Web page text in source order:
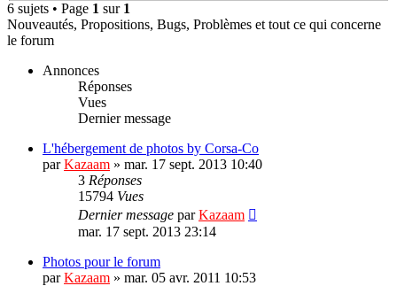
6 sujets • Page 1 sur 1
Nouveautés, Propositions, Bugs, Problèmes et tout ce qui concerne
le forum
Annonces
Réponses
Vues
Dernier message
L'hébergement de photos by Corsa-Co
parKazaam » mar. 17 sept. 2013 10:40
3 Réponses
15794 Vues
Dernier message parKazaam
mar. 17 sept. 2013 23:14
Photos pour le forum
parKazaam » mar. 05 avr. 2011 10:53